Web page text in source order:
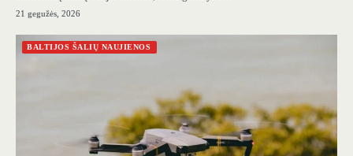
21 gegužės, 2026
BALTIJOS ŠALIŲ NAUJIENOS